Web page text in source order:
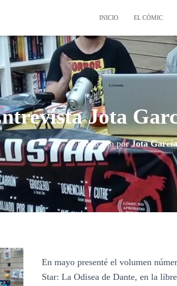
INICIO EL CÓMIC
Jota
Publicado porJota García
En mayo presenté el volumen
Star: La Odisea de Dante, en la